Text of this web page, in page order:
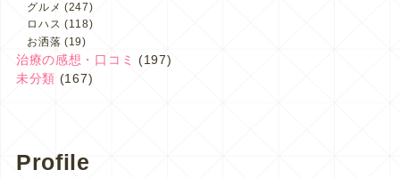
グルメ (247)
ロハス (118)
お洒落 (19)
治療の感想・口コミ
(197)
未分類 (167)
Profile